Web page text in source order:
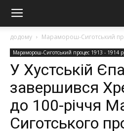
додому Мараморош-Сиготський
Мараморош-Сиготський процес 1913 - 1914
У Хустській
завершився
до 100-річчя
Сиготського